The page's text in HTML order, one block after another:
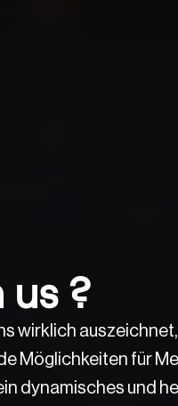
us ?
wirklich
Möglichkeiten für
dynamisches und